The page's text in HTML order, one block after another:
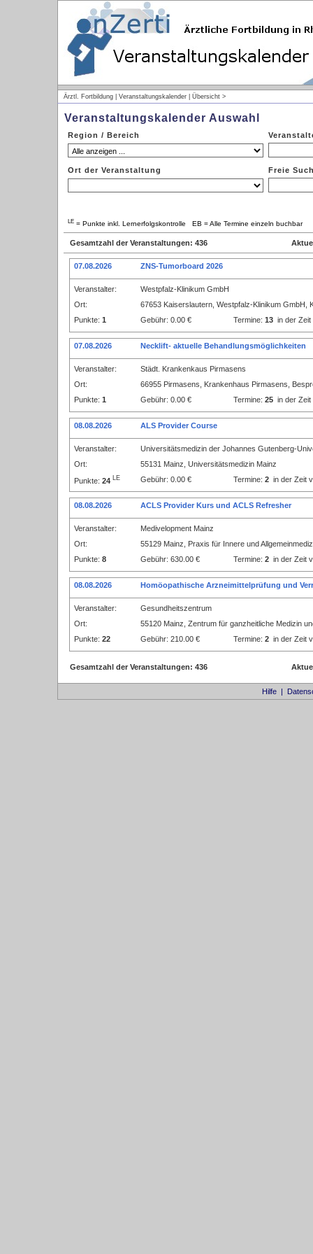
Ärztl. Fortbildung | Veranstaltungskalender | Übersicht >
Veranstaltungskalender Auswahl
Region / Bereich
Ort der Veranstaltung Freie
LE = Punkte inkl. Lernerfolgskontrolle EB = Alle Termine einzeln buchbar
Gesamtzahl der Veranstaltungen: 436
07.08.2026 ZNS-Tumorboard 2026
Veranstalter:
Westpfalz-Klinikum GmbH
Ort:
67653 Kaiserslautern, Westpfalz-Klinikum GmbH,
Punkte: 1 Gebühr: 0.00 € Termine: 13 in der
07.08.2026 Necklift- aktuelle Behandlungsmöglichkeiten
Veranstalter:
Städt. Krankenkaus Pirmasens
Ort:
66955 Pirmasens, Krankenhaus Pirmasens,
Punkte: 1 Gebühr: 0.00 € Termine: 25 in der
08.08.2026 ALS Provider Course
Veranstalter:
Universitätsmedizin der Johannes Gutenberg-
Ort:
55131 Mainz, Universitätsmedizin Mainz
Punkte: 24 LE Gebühr: 0.00 € Termine: 2 in der Zeit
08.08.2026 ACLS Provider Kurs und ACLS Refresher
Veranstalter:
Medivelopment Mainz
Ort:
55129 Mainz, Praxis für Innere und
Punkte: 8 Gebühr: 630.00 € Termine: 2 in der Zeit
08.08.2026 Homöopathische Arzneimittelprüfung und
Veranstalter:
Gesundheitszentrum
Ort:
55120 Mainz, Zentrum für ganzheitliche Medizin
Punkte: 22 Gebühr: 210.00 € Termine: 2 in der Zeit
Gesamtzahl der Veranstaltungen: 436
Hilfe|